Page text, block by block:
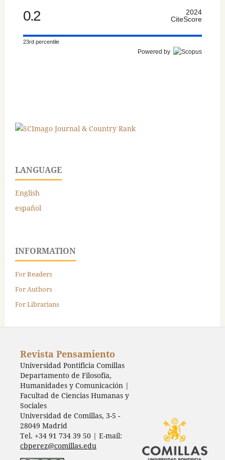
0.2
2024
CiteScore
23rd percentile
Powered by
LANGUAGE
English
español
INFORMATION
For Readers
For Authors
For Librarians
Revista Pensamiento
Universidad Pontificia Comillas
Departamento de Filosofía,
Humanidades y Comunicación |
Facultad de Ciencias Humanas y
Sociales
Universidad de Comillas, 3-5 -
28049 Madrid
Tel. +34 91 734 39 50 | E-mail:
cbperez@comillas.edu